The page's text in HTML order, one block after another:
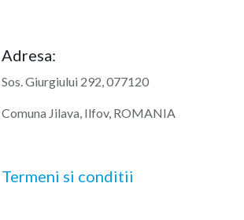
Adresa:
Sos. Giurgiului 292, 077120
Comuna Jilava, Ilfov, ROMANIA
Termeni si conditii